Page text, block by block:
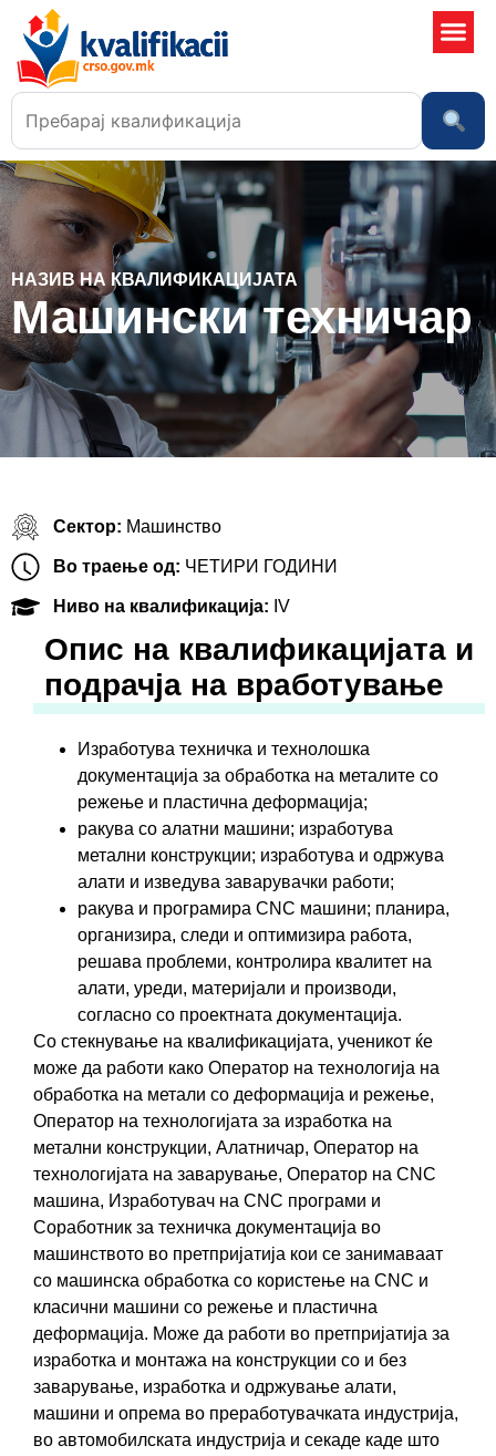
НАЗИВ НА КВАЛИФИКАЦИЈАТА
Машински техничар
Сектор: Машинство
Во траење од: ЧЕТИРИ ГОДИНИ
Ниво на квалификација: IV
Oпис на квалификацијата и
подрачја на вработување
Изработува техничка и технолошка
документација за обработка на металите со
режење и пластична деформација;
ракува со алатни машини; изработува
метални конструкции; изработува и одржува
алати и изведува заварувачки работи;
ракува и програмира CNC машини; планира,
организира, следи и оптимизира работа,
решава проблеми, контролира квалитет на
алати, уреди, материјали и производи,
согласно со проектната документација.
Со стекнување на квалификацијатa, ученикот ќе
може да работи како Оператор на технологија на
обработка на метали со деформација и режење,
Оператор на технологијата за изработка на
метални конструкции, Алатничар, Оператор на
технологијата на заварување, Оператор на CNC
машина, Изработувач на CNC програми и
Соработник за техничка документација во
машинството во претпријатија кои се занимаваат
со машинска обработка со користење на CNC и
класични машини со режење и пластична
деформација. Може да работи во претпријатија за
изработка и монтажа на конструкции со и без
заварување, изработка и одржување алати,
машини и опрема во преработувачката индустрија,
во автомобилската индустрија и секаде каде што